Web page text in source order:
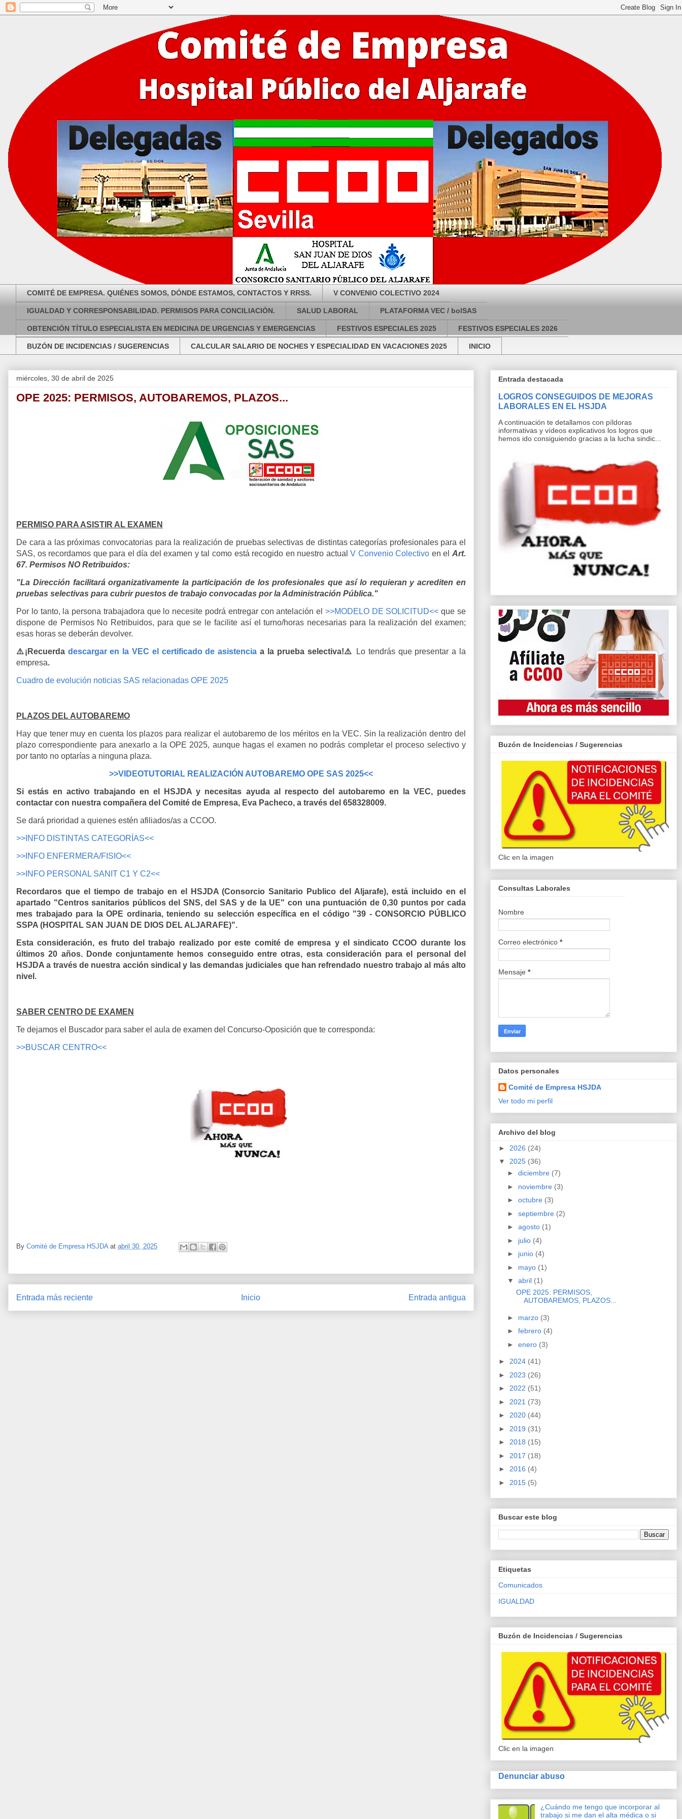
COMITÉ DE EMPRESA. QUIÉNES SOMOS, DÓNDE ESTAMOS, CONTACTOS Y RRSS. V CONVENIO COLECTIVO 2024
IGUALDAD Y CORRESPONSABILIDAD. PERMISOS PARA CONCILIACIÓN. SALUD LABORAL PLATAFORMA VEC / bolSAS
OBTENCIÓN TÍTULO ESPECIALISTA EN MEDICINA DE URGENCIAS Y EMERGENCIAS FESTIVOS ESPECIALES 2025 FESTIVOS ESPECIALES 2026
BUZÓN DE INCIDENCIAS / SUGERENCIAS CALCULAR SALARIO DE NOCHES Y ESPECIALIDAD EN VACACIONES 2025 INICIO
miércoles, 30 de abril de 2025
OPE 2025: PERMISOS, AUTOBAREMOS, PLAZOS...
PERMISO PARA ASISTIR AL EXAMEN
De cara a las próximas convocatorias para la realización de pruebas selectivas de distintas categorías profesionales para el
SAS, os recordamos que para el día del examen y tal como está recogido en nuestro actualV Convenio Colectivo en elArt.
67. Permisos NO Retribuidos:
"La Dirección facilitará organizativamente la participación de los profesionales que así lo requieran y acrediten en
pruebas selectivas para cubrir puestos de trabajo convocadas por la Administración Pública."
Por lo tanto, la persona trabajadora que lo necesite podrá entregar con antelación el >>MODELO DE SOLICITUD<< que se
dispone de Permisos No Retribuidos, para que se le facilite así el turno/horas necesarias para la realización del examen;
esas horas se deberán devolver.
⚠️¡Recuerda descargar en la VEC el certificado de asistencia a la prueba selectiva!⚠️
Lo tendrás que presentar a la
empresa.
Cuadro de evolución noticias SAS relacionadas OPE 2025
PLAZOS DEL AUTOBAREMO
Hay que tener muy en cuenta los plazos para realizar el autobaremo de los méritos en la VEC. Sin la realización dentro del
plazo correspondiente para anexarlo a la OPE 2025, aunque hagas el examen no podrás completar el proceso selectivo y
por tanto no optarías a ninguna plaza.
>>VIDEOTUTORIAL REALIZACIÓN AUTOBAREMO OPE SAS 2025<<
Si estás en activo trabajando en el HSJDA y necesitas ayuda al respecto del autobaremo en la VEC, puedes
contactar con nuestra compañera del Comité de Empresa, Eva Pacheco, a través del 658328009.
Se dará prioridad a quienes estén afiliados/as a CCOO.
>>INFO DISTINTAS CATEGORÍAS<<
>>INFO ENFERMERA/FISIO<<
>>INFO PERSONAL SANIT C1 Y C2<<
Recordaros que el tiempo de trabajo en el HSJDA (Consorcio Sanitario Publico del Aljarafe), está incluido en el
apartado "Centros sanitarios públicos del SNS, del SAS y de la UE" con una puntuación de 0,30 puntos por cada
mes trabajado para la OPE ordinaria,teniendo su selección específica en el código "39 - CONSORCIO PÚBLICO
SSPA (HOSPITAL SAN JUAN DE DIOS DEL ALJARAFE)".
Esta consideración, es fruto del trabajo realizado por este comité de empresa y el sindicato CCOO durante los
últimos 20 años. Donde conjuntamente hemos conseguido entre otras, esta consideración para el personal del
HSJDA a través de nuestra acción sindical y las demandas judiciales que han refrendado nuestro trabajo al más alto
nivel.
SABER CENTRO DE EXAMEN
Te dejamos el Buscador para saber el aula de examen del Concurso-Oposición que te corresponda:
>>BUSCAR CENTRO<<
By Comité de Empresa HSJDA at abril 30, 2025
Entrada más reciente Entrada antigua
Inicio
Entrada destacada
LOGROS CONSEGUIDOS DE MEJORAS
LABORALES EN EL HSJDA
A continuación te detallamos con píldoras
informativas y vídeos explicativos los logros que
hemos ido consiguiendo gracias a la lucha sindic...
Buzón de Incidencias / Sugerencias
Clic en la imagen
Consultas Laborales
Nombre
Correo electrónico *
Mensaje *
Datos personales
Comité de Empresa HSJDA
Ver todo mi perfil
Archivo del blog
► 2026 (24)
▼ 2025 (36)
► diciembre (7)
► noviembre (3)
► octubre (3)
► septiembre (2)
► agosto (1)
► julio (4)
► junio (4)
► mayo (1)
▼ abril (1)
OPE 2025: PERMISOS,
AUTOBAREMOS, PLAZOS...
► marzo (3)
► febrero (4)
► enero (3)
► 2024 (41)
► 2023 (26)
► 2022 (51)
► 2021 (73)
► 2020 (44)
► 2019 (31)
► 2018 (15)
► 2017 (18)
► 2016 (4)
► 2015 (5)
Buscar este blog
Etiquetas
Comunicados
IGUALDAD
Buzón de Incidencias / Sugerencias
Clic en la imagen
Denunciar abuso
¿Cuándo me tengo que incorporar al
trabajo si me dan el alta médica o si